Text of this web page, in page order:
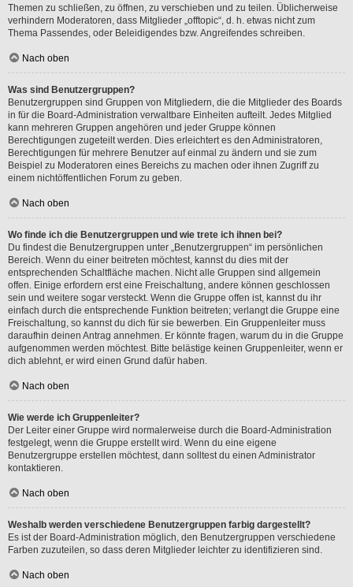
Themen zu schließen, zu öffnen, zu verschieben und zu teilen. Üblicherweise
verhindern Moderatoren, dass Mitglieder „offtopic“, d. h. etwas nicht zum
Thema Passendes, oder Beleidigendes bzw. Angreifendes schreiben.
Nach oben
Was sind Benutzergruppen?
Benutzergruppen sind Gruppen von Mitgliedern, die die Mitglieder des Boards
in für die Board-Administration verwaltbare Einheiten aufteilt. Jedes Mitglied
kann mehreren Gruppen angehören und jeder Gruppe können
Berechtigungen zugeteilt werden. Dies erleichtert es den Administratoren,
Berechtigungen für mehrere Benutzer auf einmal zu ändern und sie zum
Beispiel zu Moderatoren eines Bereichs zu machen oder ihnen Zugriff zu
einem nichtöffentlichen Forum zu geben.
Nach oben
Wo finde ich die Benutzergruppen und wie trete ich ihnen bei?
Du findest die Benutzergruppen unter „Benutzergruppen“ im persönlichen
Bereich. Wenn du einer beitreten möchtest, kannst du dies mit der
entsprechenden Schaltfläche machen. Nicht alle Gruppen sind allgemein
offen. Einige erfordern erst eine Freischaltung, andere können geschlossen
sein und weitere sogar versteckt. Wenn die Gruppe offen ist, kannst du ihr
einfach durch die entsprechende Funktion beitreten; verlangt die Gruppe eine
Freischaltung, so kannst du dich für sie bewerben. Ein Gruppenleiter muss
daraufhin deinen Antrag annehmen. Er könnte fragen, warum du in die Gruppe
aufgenommen werden möchtest. Bitte belästige keinen Gruppenleiter, wenn er
dich ablehnt, er wird einen Grund dafür haben.
Nach oben
Wie werde ich Gruppenleiter?
Der Leiter einer Gruppe wird normalerweise durch die Board-Administration
festgelegt, wenn die Gruppe erstellt wird. Wenn du eine eigene
Benutzergruppe erstellen möchtest, dann solltest du einen Administrator
kontaktieren.
Nach oben
Weshalb werden verschiedene Benutzergruppen farbig dargestellt?
Es ist der Board-Administration möglich, den Benutzergruppen verschiedene
Farben zuzuteilen, so dass deren Mitglieder leichter zu identifizieren sind.
Nach oben